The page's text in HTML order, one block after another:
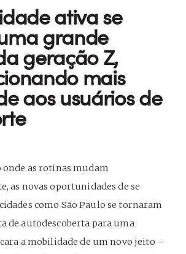
ativa se
grande
geração Z,
mais
aos usuários de
as rotinas mudam
as novas oportunidades de se
como São Paulo se tornaram
de autodescoberta para uma
a mobilidade de um novo jeito –